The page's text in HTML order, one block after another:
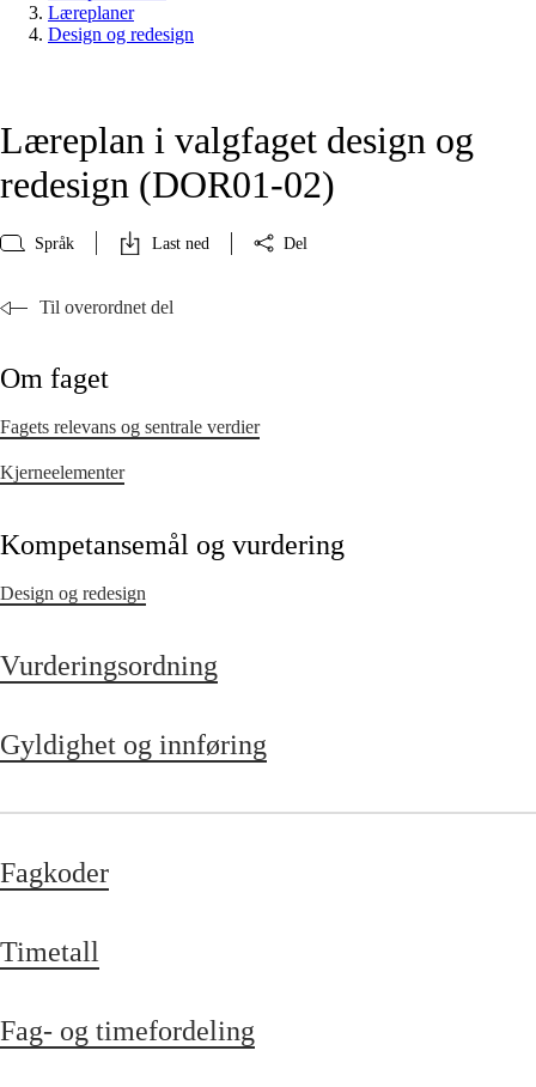
Læreplaner
Design og redesign
Læreplan i valgfaget design og
redesign (DOR01‑02)
Språk Last ned Del
Til overordnet del
Om faget
Fagets relevans og sentrale verdier
Kjerneelementer
Kompetansemål og vurdering
Design og redesign
Vurderingsordning
Gyldighet og innføring
Fagkoder
Timetall
Fag- og timefordeling